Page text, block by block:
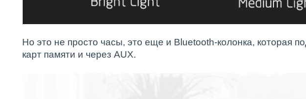
Но это не просто часы, это еще и Bluetooth-колонка, которая
карт памяти и через AUX.